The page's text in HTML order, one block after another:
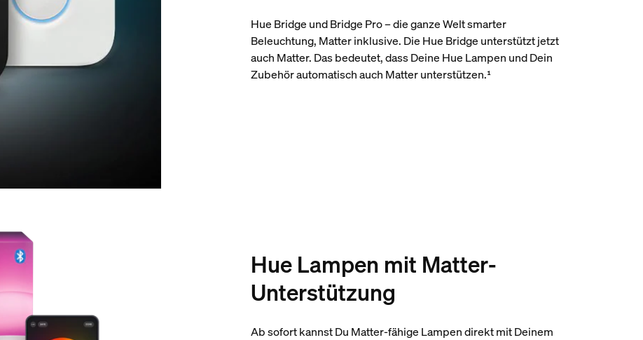
Hue Bridge und Bridge Pro – die ganze Welt smarter
Beleuchtung, Matter inklusive. Die Hue Bridge unterstützt jetzt
auch Matter. Das bedeutet, dass Deine Hue Lampen und Dein
Zubehör automatisch auch Matter unterstützen.¹
Hue Lampen mit Matter-
Unterstützung
Ab sofort kannst Du Matter-fähige Lampen direkt mit Deinem